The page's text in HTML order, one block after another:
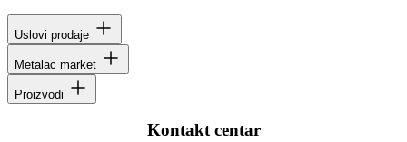
Uslovi prodaje
Metalac market
Proizvodi
Kontakt centar